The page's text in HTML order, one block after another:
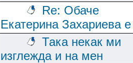
Re: Обаче
Екатерина Захариева е
Така некак ми
изглежда и на мен